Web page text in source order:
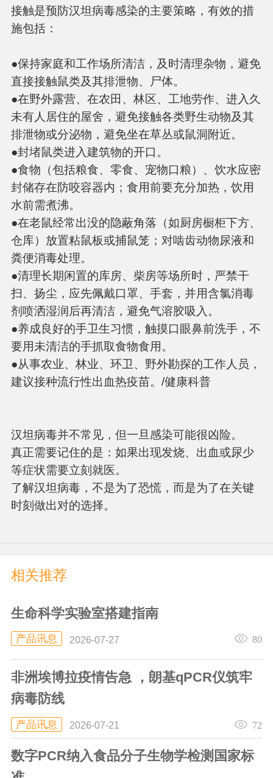
接触是预防汉坦病毒感染的主要策略，有效的措
施包括：
●保持家庭和工作场所清洁，及时清理杂物，避免
直接接触鼠类及其排泄物、尸体。
●在野外露营、在农田、林区、工地劳作、进入久
未有人居住的屋舍，避免接触各类野生动物及其
排泄物或分泌物，避免坐在草丛或鼠洞附近。
●封堵鼠类进入建筑物的开口。
●食物（包括粮食、零食、宠物口粮）、饮水应密
封储存在防咬容器内；食用前要充分加热，饮用
水前需煮沸。
●在老鼠经常出没的隐蔽角落（如厨房橱柜下方、
仓库）放置粘鼠板或捕鼠笼；对啮齿动物尿液和
粪便消毒处理。
●清理长期闲置的库房、柴房等场所时，严禁干
扫、扬尘，应先佩戴口罩、手套，并用含氯消毒
剂喷洒湿润后再清洁，避免气溶胶吸入。
●养成良好的手卫生习惯，触摸口眼鼻前洗手，不
要用未清洁的手抓取食物食用。
●从事农业、林业、环卫、野外勘探的工作人员，
建议接种流行性出血热疫苗。/健康科普
汉坦病毒并不常见，但一旦感染可能很凶险。
真正需要记住的是：如果出现发烧、出血或尿少
等症状需要立刻就医。
了解汉坦病毒，不是为了恐慌，而是为了在关键
时刻做出对的选择。
相关推荐
生命科学实验室搭建指南
产品讯息 2026-07-27 80
非洲埃博拉疫情告急 ，朗基qPCR仪筑牢
病毒防线
产品讯息 2026-07-21 72
数字PCR纳入食品分子生物学检测国家标